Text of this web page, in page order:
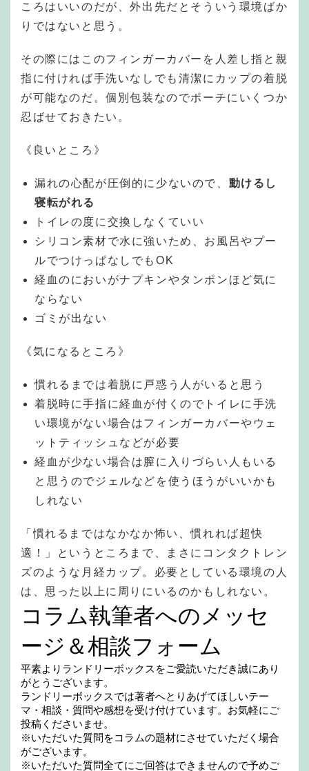
ころはいいのだが、外出先だとそういう環境ばか
りではないと思う。
その際にはこのフィンガーカバーを人差し指と親
指に付ければ手洗いなしでも清潔にカップの着脱
が可能なのだ。個別包装なのでポーチにいくつか
忍ばせておきたい。
《良いところ》
漏れの心配が圧倒的に少ないので、 動けるし
寝転がれる
トイレの度に交換しなくていい
シリコン素材で水に強いため、お風呂やプー
ルでつけっぱなしでもOK
経血のにおいがナプキンやタンポンほど気に
ならない
ゴミが出ない
《気になるところ》
慣れるまでは着脱に戸惑う人がいると思う
着脱時に手指に経血が付くのでトイレに手洗
い環境がない場合はフィンガーカバーやウェ
ットティッシュなどが必要
経血が少ない場合は膣に入りづらい人もいる
と思うのでジェルなどを使うほうがいいかも
しれない
「慣れるまではなかなか怖い、慣れれば超快
適！」というところまで、まさにコンタクトレン
ズのような月経カップ。必要としている環境の人
は、思った以上に周りにいるのかもしれない。